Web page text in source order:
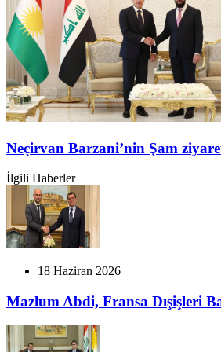
Neçirvan Barzani’nin Şam
İlgili Haberler
18 Haziran 2026
Mazlum Abdi, Fransa Dışişleri